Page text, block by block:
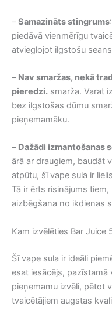
–Samazināts stingrums
piedāvā vienmērīgu
atvieglojot ilgstošu
– Nav smaržas, nekā
pieredzi. smarža. Varat
bez ilgstošas ​​dūmu
pieņemamāku.
– Dažādi izmantošanas
ārā ar draugiem, baudāt
atpūtu, šī vape sula ir
Tā ir ērts risinājums
aizbēgšana no ikdienas
Kam izvēlēties Bar Juice
Šī vape sula ir ideāli
esat iesācējs,
pieņemamu izvēli, pētot
tvaicētājiem augstas